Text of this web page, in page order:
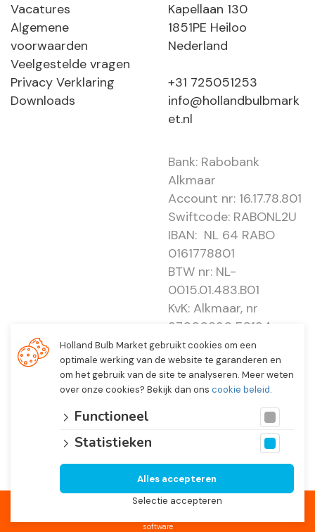
Vacatures
Algemene
voorwaarden
Veelgestelde vragen
Privacy Verklaring
Downloads
Kapellaan 130
1851PE Heiloo
Nederland
+31 725051253
info@hollandbulbmark
et.nl
Bank: Rabobank
Alkmaar
Account nr: 16.17.78.801
Swiftcode: RABONL2U
IBAN: NL 64 RABO
0161778801
BTW nr: NL-
0015.01.483.B01
KvK: Alkmaar, nr
37000830 E0194 -
EBO 505
© 2026 Holland Bulb Market, Heiloo Netherlands
software
Holland Bulb Market gebruikt cookies om een
optimale werking van de website te garanderen en
om het gebruik van de site te analyseren. Meer weten
over onze cookies? Bekijk dan ons cookie beleid.
Functioneel
Statistieken
Selectie accepteren
Alles accepteren